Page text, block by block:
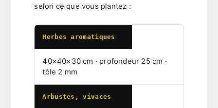
selon ce que vous plantez :
Herbes aromatiques
40×40×30 cm · profondeur 25 cm ·
tôle 2 mm
Arbustes, vivaces